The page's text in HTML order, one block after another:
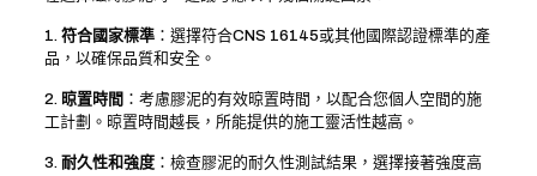
1. 符合國家標準：選擇符合CNS 16145或其他國際認證標準的產
品，以確保品質和安全。
2. 晾置時間 ：考慮膠泥的有效晾置時間，以配合您個人空間的施
工計劃。晾置時間越長，所能提供的施工靈活性越高。
3. 耐久性和強度：檢查膠泥的耐久性測試結果，選擇接著強度高